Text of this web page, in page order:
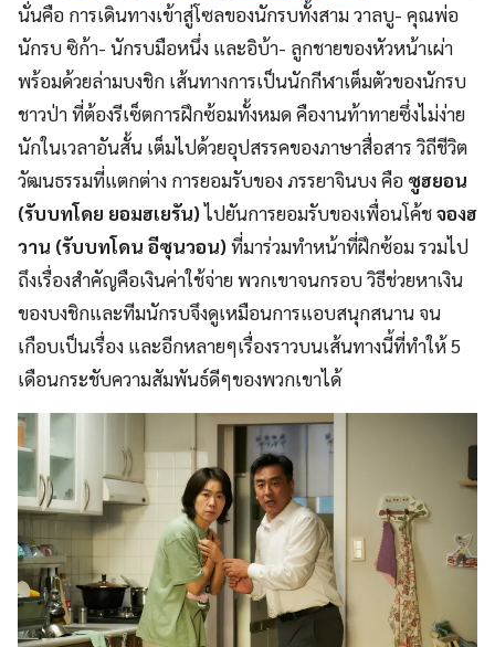
นั่นคือ การเดินทางเข้าสู่โซลของนักรบทั้งสาม วาลบู- คุณพ่อ
นักรบ ซิก้า- นักรบมือหนึ่ง และอิบ้า- ลูกชายของหัวหน้าเผ่า
พร้อมด้วยล่ามบงชิก เส้นทางการเป็นนักกีฬาเต็มตัวของนักรบ
ชาวป่า ที่ต้องรีเซ็ตการฝึกซ้อมทั้งหมด คืองานท้าทายซึ่งไม่ง่าย
นักในเวลาอันสั้น เต็มไปด้วยอุปสรรคของภาษาสื่อสาร วิถีชีวิต
วัฒนธรรมที่แตกต่าง การยอมรับของ ภรรยาจินบง คือ ซูฮยอน
(รับบทโดย ยอมฮเยรัน)ไปยันการยอมรับของเพื่อนโค้ชจองฮ
วาน (รับบทโดน อีซุนวอน)ที่มาร่วมทำหน้าที่ฝึกซ้อม รวมไป
ถึงเรื่องสำคัญคือเงินค่าใช้จ่าย พวกเขาจนกรอบ วิธีช่วยหาเงิน
ของบงชิกและทีมนักรบจึงดูเหมือนการแอบสนุกสนาน จน
เกือบเป็นเรื่อง และอีกหลายๆเรื่องราวบนเส้นทางนี้ที่ทำให้ 5
เดือนกระชับความสัมพันธ์ดีๆของพวกเขาได้